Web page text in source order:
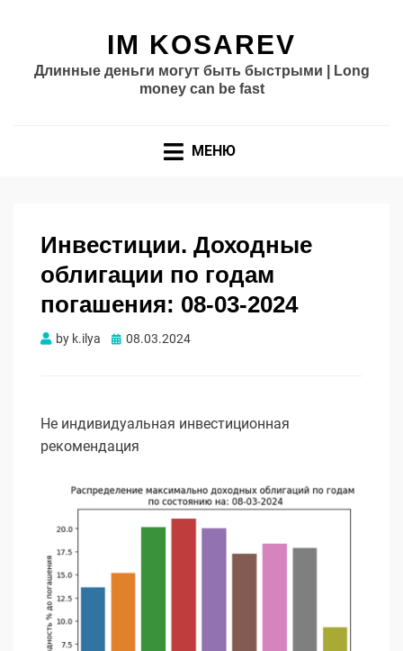
IM KOSAREV
Длинные деньги могут быть быстрыми | Long
money can be fast
МЕНЮ
Инвестиции. Доходные
облигации по годам
погашения: 08-03-2024
by k.ilya Опубликовано
08.03.2024
Не индивидуальная инвестиционная
рекомендация